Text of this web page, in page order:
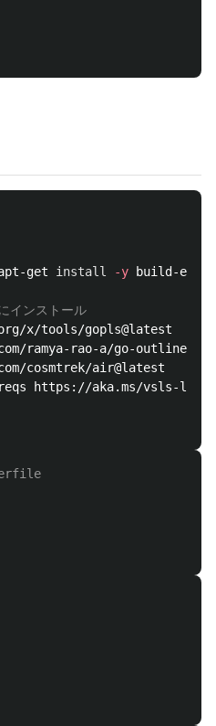
get install -y build-
インストール
cosmtrek/air@latest
https://aka.ms/vsls-